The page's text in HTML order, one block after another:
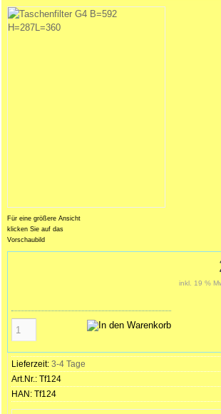
Für eine größere Ansicht
klicken Sie auf das
Vorschaubild
inkl. 19 %
Lieferzeit: 3-4 Tage
Art.Nr.: Tf124
HAN: Tf124